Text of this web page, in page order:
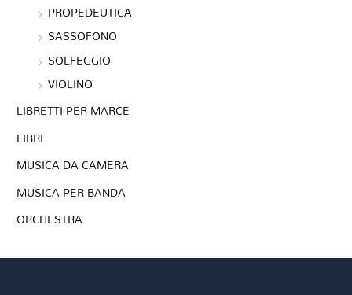
PROPEDEUTICA
SASSOFONO
SOLFEGGIO
VIOLINO
LIBRETTI PER MARCE
LIBRI
MUSICA DA CAMERA
MUSICA PER BANDA
ORCHESTRA